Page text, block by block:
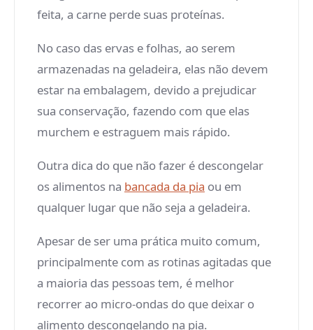
feita, a carne perde suas proteínas.
No caso das ervas e folhas, ao serem
armazenadas na geladeira, elas não devem
estar na embalagem, devido a prejudicar
sua conservação, fazendo com que elas
murchem e estraguem mais rápido.
Outra dica do que não fazer é descongelar
os alimentos na bancada da pia ou em
qualquer lugar que não seja a geladeira.
Apesar de ser uma prática muito comum,
principalmente com as rotinas agitadas que
a maioria das pessoas tem, é melhor
recorrer ao micro-ondas do que deixar o
alimento descongelando na pia.